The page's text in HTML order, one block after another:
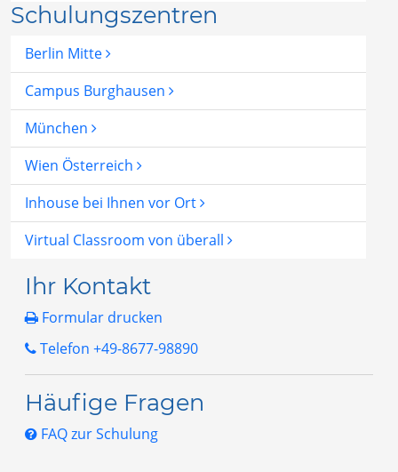
Schulungszentren
Berlin Mitte
Campus Burghausen
München
Wien Österreich
Inhouse bei Ihnen vor Ort
Virtual Classroom von überall
Ihr Kontakt
Formular drucken
Telefon +49-8677-98890
Häufige Fragen
FAQ zur Schulung